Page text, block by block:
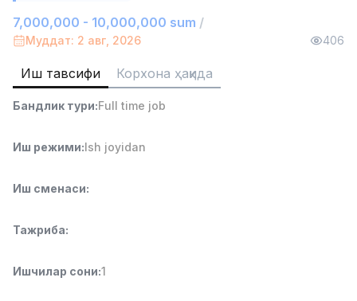
4,280,000 sum
/
ASIAN
Full time job
Ish joyidan
Дўкон сотувчиси
Full time job
Фаст фуд Ошпази
LES AILES
7,000,000 - 10,000,000 sum /
Муддат: 2 авг, 2026 406
Иш тавсифи Корхона ҳақида
Бандлик тури:Full time job
Иш режими:Ish joyidan
Иш сменаси:
Тажриба:
Ишчилар сони:1